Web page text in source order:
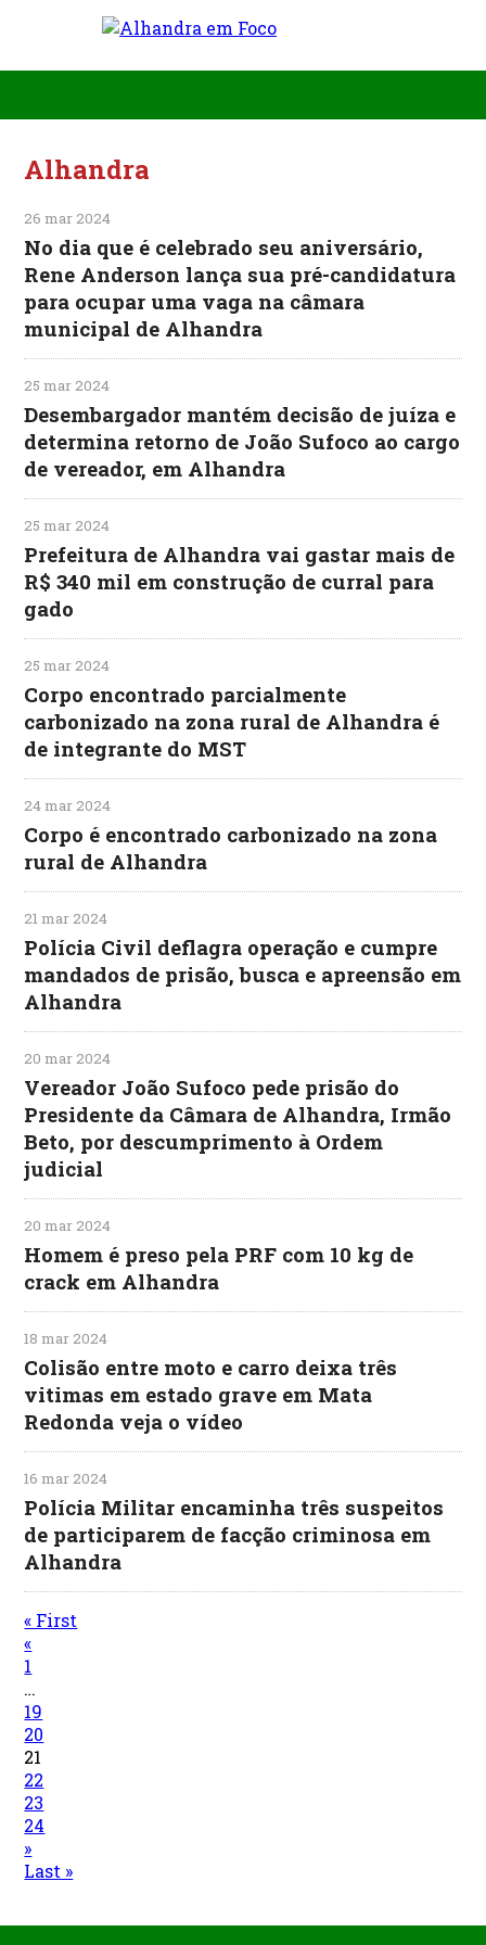
Alhandra
26 mar 2024
No dia que é celebrado seu aniversário,
Rene Anderson lança sua pré-candidatura
para ocupar uma vaga na câmara
municipal de Alhandra
25 mar 2024
Desembargador mantém decisão de juíza e
determina retorno de João Sufoco ao cargo
de vereador, em Alhandra
25 mar 2024
Prefeitura de Alhandra vai gastar mais de
R$ 340 mil em construção de curral para
gado
25 mar 2024
Corpo encontrado parcialmente
carbonizado na zona rural de Alhandra é
de integrante do MST
24 mar 2024
Corpo é encontrado carbonizado na zona
rural de Alhandra
21 mar 2024
Polícia Civil deflagra operação e cumpre
mandados de prisão, busca e apreensão em
Alhandra
20 mar 2024
Vereador João Sufoco pede prisão do
Presidente da Câmara de Alhandra, Irmão
Beto, por descumprimento à Ordem
judicial
20 mar 2024
Homem é preso pela PRF com 10 kg de
crack em Alhandra
18 mar 2024
Colisão entre moto e carro deixa três
vitimas em estado grave em Mata
Redonda veja o vídeo
16 mar 2024
Polícia Militar encaminha três suspeitos
de participarem de facção criminosa em
Alhandra
« First
«
1
…
19
20
21
22
23
24
»
Last »